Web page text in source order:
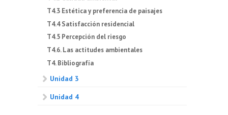
T4.3 Estética y preferencia de paisajes
T4.4 Satisfacción residencial
T4.5 Percepción del riesgo
T4.6. Las actitudes ambientales
T4. Bibliografía
Unidad 3
Unidad 4